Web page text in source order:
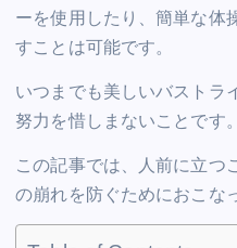
ーを使用したり、簡単な体
すことは可能です。
いつまでも美しいバストラ
努力を惜しまないことです。
この記事では、人前に立つ
の崩れを防ぐためにおこな